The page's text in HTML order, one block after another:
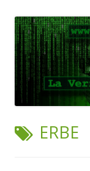
TAG:
ERBE